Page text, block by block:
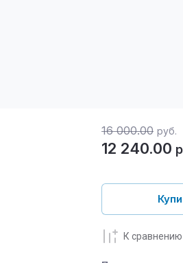
16 000.00 руб.
12 240.00
К сравнению